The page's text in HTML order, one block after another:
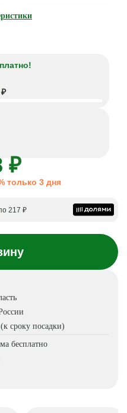
₽
только 3 дня
217 ₽
сроку посадки)
бесплатно